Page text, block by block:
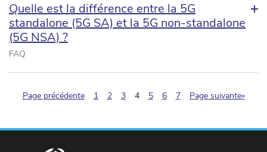
Quelle est la différence entre la 5G
standalone (5G SA) et la 5G non-standalone
(5G NSA) ?
FAQ
Page précédente 1 2 3 4(pagination.current)
5 6 7 Page suivante»